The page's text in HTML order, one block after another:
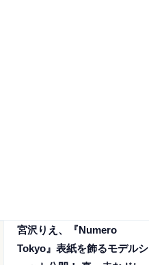
宮沢りえ、『Numero
Tokyo』表紙を飾るモデルシ